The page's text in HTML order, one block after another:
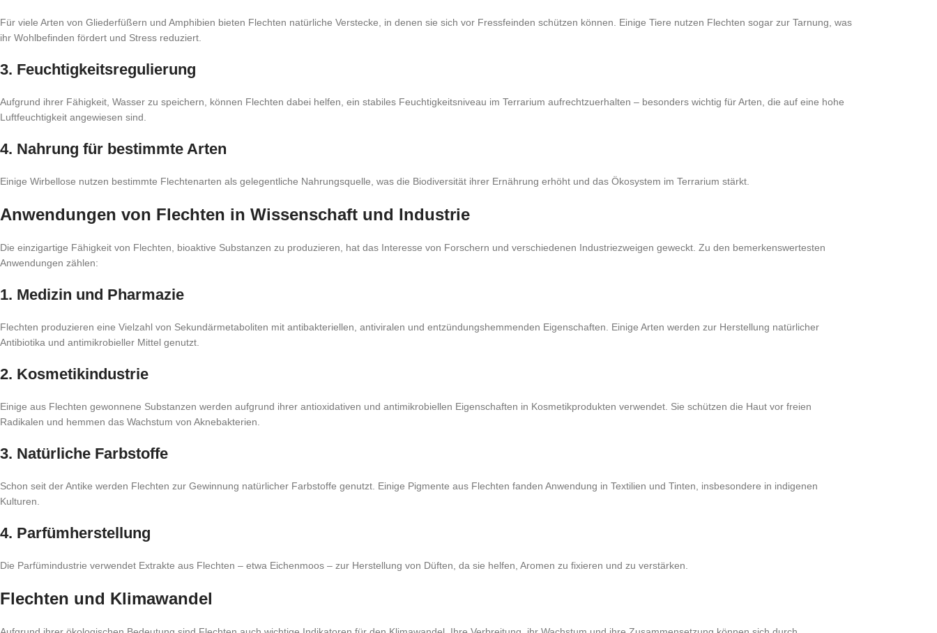
Für viele Arten von Gliederfüßern und Amphibien bieten Flechten natürliche Verstecke, in denen sie sich vor Fressfeinden schützen können. Einige Tiere nutzen Flechten sogar zur Tarnung, was
ihr Wohlbefinden fördert und Stress reduziert.
3. Feuchtigkeitsregulierung
Aufgrund ihrer Fähigkeit, Wasser zu speichern, können Flechten dabei helfen, ein stabiles Feuchtigkeitsniveau im Terrarium aufrechtzuerhalten – besonders wichtig für Arten, die auf eine hohe
Luftfeuchtigkeit angewiesen sind.
4. Nahrung für bestimmte Arten
Einige Wirbellose nutzen bestimmte Flechtenarten als gelegentliche Nahrungsquelle, was die Biodiversität ihrer Ernährung erhöht und das Ökosystem im Terrarium stärkt.
Anwendungen von Flechten in Wissenschaft und Industrie
Die einzigartige Fähigkeit von Flechten, bioaktive Substanzen zu produzieren, hat das Interesse von Forschern und verschiedenen Industriezweigen geweckt. Zu den bemerkenswertesten
Anwendungen zählen:
1. Medizin und Pharmazie
Flechten produzieren eine Vielzahl von Sekundärmetaboliten mit antibakteriellen, antiviralen und entzündungshemmenden Eigenschaften. Einige Arten werden zur Herstellung natürlicher
Antibiotika und antimikrobieller Mittel genutzt.
2. Kosmetikindustrie
Einige aus Flechten gewonnene Substanzen werden aufgrund ihrer antioxidativen und antimikrobiellen Eigenschaften in Kosmetikprodukten verwendet. Sie schützen die Haut vor freien
Radikalen und hemmen das Wachstum von Aknebakterien.
3. Natürliche Farbstoffe
Schon seit der Antike werden Flechten zur Gewinnung natürlicher Farbstoffe genutzt. Einige Pigmente aus Flechten fanden Anwendung in Textilien und Tinten, insbesondere in indigenen
Kulturen.
4. Parfümherstellung
Die Parfümindustrie verwendet Extrakte aus Flechten – etwa Eichenmoos – zur Herstellung von Düften, da sie helfen, Aromen zu fixieren und zu verstärken.
Flechten und Klimawandel